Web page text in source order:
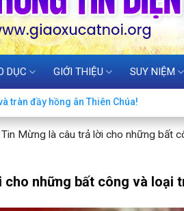
DỤC GIỚI THIỆU SUY NIỆM
tràn đầy hồng ân Thiên Chúa!
Mừng là câu trả lời cho những bất
cho những bất công và loại